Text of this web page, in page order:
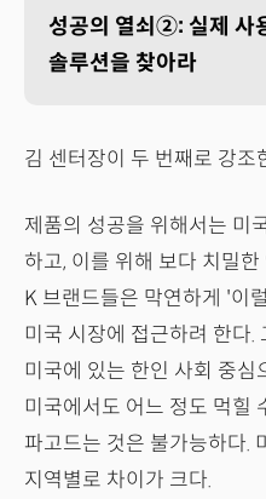
성공의 열쇠②: 실제 사
솔루션을 찾아라
김 센터장이 두 번째로 강조
제품의 성공을 위해서는 미
하고, 이를 위해 보다 치밀
K 브랜드들은 막연하게 '이
미국 시장에 접근하려 한다.
미국에 있는 한인 사회 중심
미국에서도 어느 정도 먹힐
파고드는 것은 불가능하다.
지역별로 차이가 크다.